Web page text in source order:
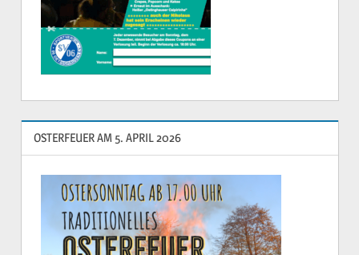
OSTERFEUER AM 5. APRIL 2026